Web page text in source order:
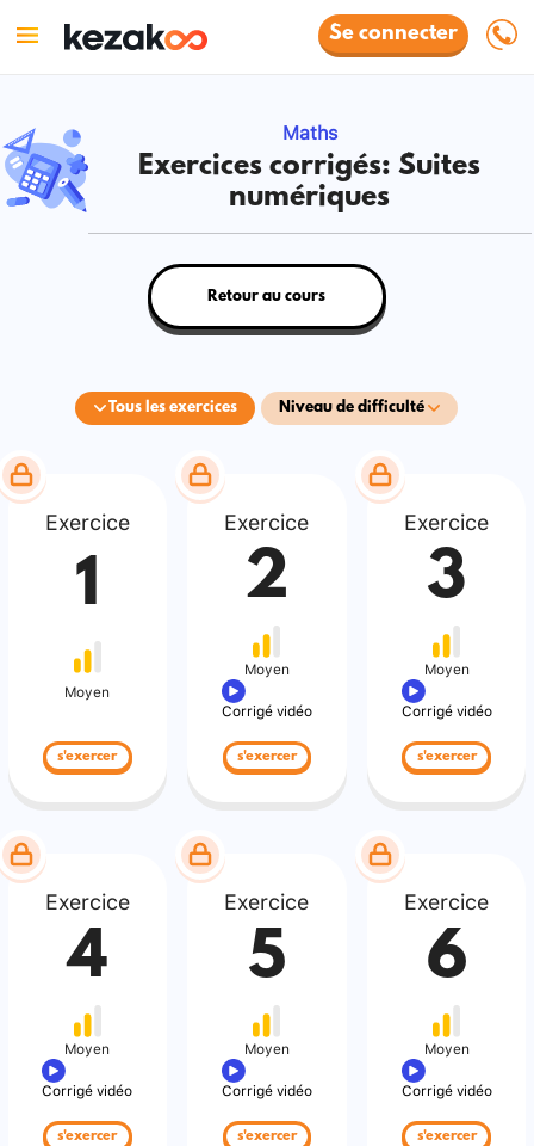
Se connecter
Maths
Exercices corrigés: Suites
numériques
Tous les exercices Niveau de difficulté
Retour au cours
Exercice
1
Moyen
s'exercer
Exercice
2
Moyen
Corrigé vidéo
s'exercer
Exercice
3
Moyen
Corrigé vidéo
s'exercer
Exercice
4
Moyen
Corrigé vidéo
s'exercer
Exercice
5
Moyen
Corrigé vidéo
s'exercer
Exercice
6
Moyen
Corrigé vidéo
s'exercer